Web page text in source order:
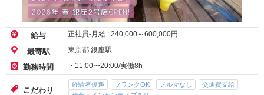
給与 正社員-月給 : 240,000～600,000円
最寄駅 東京都 銀座駅
勤務時間 ・11:00〜20:00/実働8h
こだわり
経験者優遇 ブランクOK ノルマなし
交通費支給